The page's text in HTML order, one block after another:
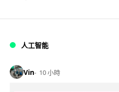
人工智能
Vin 10 小時